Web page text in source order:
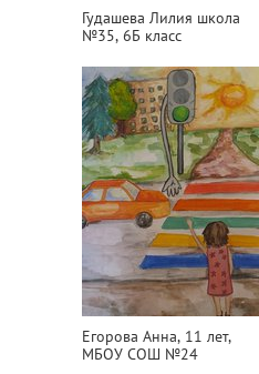
Гудашева Лилия школа
№35, 6Б класс
Егорова Анна, 11 лет,
МБОУ СОШ №24